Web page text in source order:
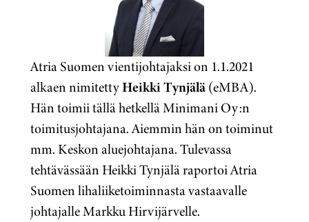
Atria Suomen vientijohtajaksi on 1.1.2021
alkaen nimitettyHeikki Tynjälä(eMBA).
Hän toimii tällä hetkellä Minimani Oy:n
toimitusjohtajana. Aiemmin hän on toiminut
mm. Keskon aluejohtajana. Tulevassa
tehtävässään Heikki Tynjälä raportoi Atria
Suomen lihaliiketoiminnasta vastaavalle
johtajalle Markku Hirvijärvelle.